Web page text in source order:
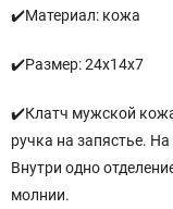
✔️Материал: кожа
✔️Размер: 24х14х7
✔️Клатч мужской
ручка на запястье.
Внутри одно
молнии.